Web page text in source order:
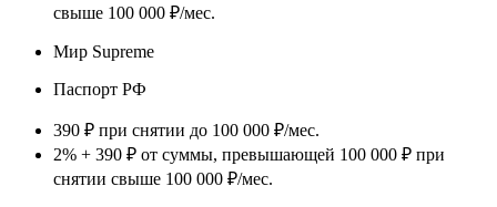
свыше 100 000 ₽/мес.
Мир Supreme
Паспорт РФ
390 ₽ при снятии до 100 000 ₽/мес.
2% + 390 ₽ от суммы, превышающей 100 000 ₽ при
снятии свыше 100 000 ₽/мес.